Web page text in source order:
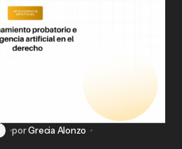
porGrecia Alonzo